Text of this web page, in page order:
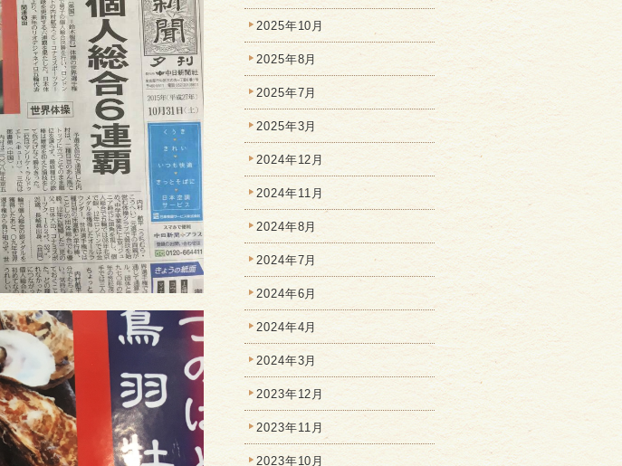
2025年10月
2025年8月
2025年7月
2025年3月
2024年12月
2024年11月
2024年8月
2024年7月
2024年6月
2024年4月
2024年3月
2023年12月
2023年11月
2023年10月